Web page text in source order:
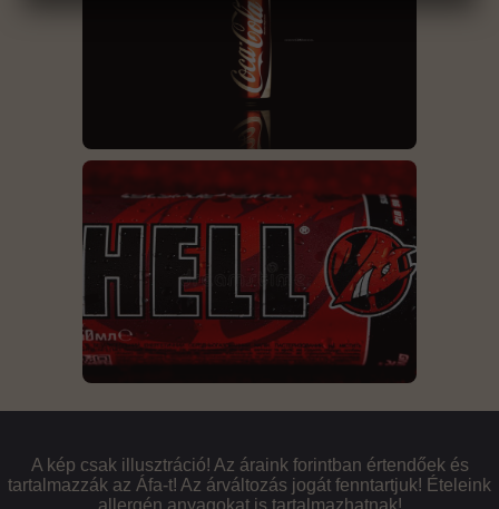
A kép csak illusztráció! Az áraink forintban értendőek és
tartalmazzák az Áfa-t! Az árváltozás jogát fenntartjuk! Ételeink